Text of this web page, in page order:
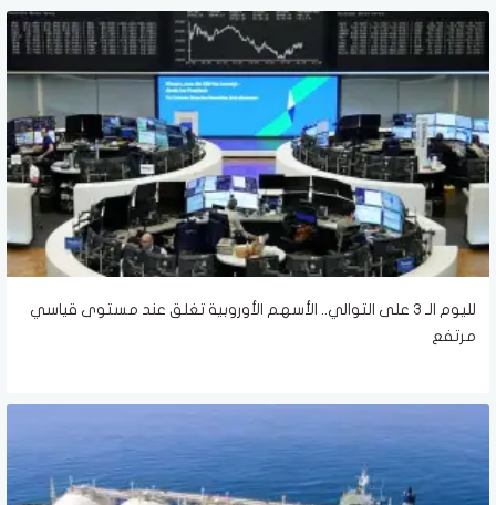
لليوم الـ 3 على التوالي.. الأسهم الأوروبية تغلق عند مستوى قياسي
مرتفع